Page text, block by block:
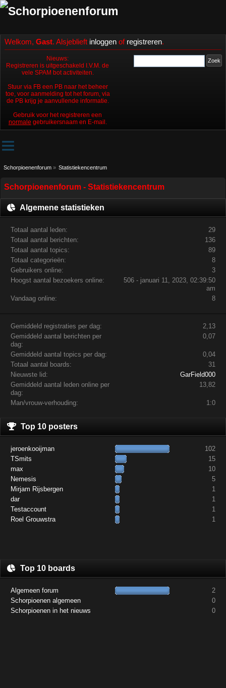
Welkom, Gast. Alsjeblieft inloggen of registreren.
Nieuws:
Registreren is uitgeschakeld I.V.M. de
vele SPAM bot activiteiten.
Stuur via FB een PB naar het beheer
toe, voor aanmelding tot het forum, via
de PB krijg je aanvullende informatie.
Gebruik voor het registreren een
normale gebruikersnaam en E-mail.
Schorpioenenforum» Statistiekencentrum
Schorpioenenforum - Statistiekencentrum
Algemene statistieken
Totaal aantal leden:
29
Totaal aantal berichten:
136
Totaal aantal topics:
89
Totaal categorieën:
8
Gebruikers online:
3
Hoogst aantal bezoekers online:
506 - januari 11, 2023, 02:39:50
am
Vandaag online:
8
Gemiddeld registraties per dag:
2,13
Gemiddeld aantal berichten per
dag:
0,07
Gemiddeld aantal topics per dag:
0,04
Totaal aantal boards:
31
Nieuwste lid:
GarField000
Gemiddeld aantal leden online per
dag:
13,82
Man/vrouw-verhouding: 1:0
Top 10 posters
jeroenkooijman
102
TSmits
15
max
10
Nemesis
5
Mirjam Rijsbergen
1
dar
1
Testaccount
1
Roel Grouwstra
1
Top 10 boards
Algemeen forum
2
Schorpioenen algemeen
0
Schorpioenen in het nieuws
0